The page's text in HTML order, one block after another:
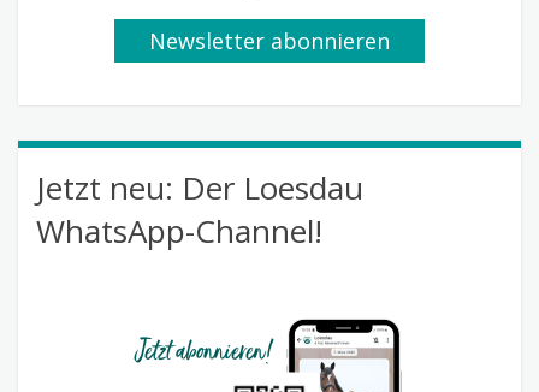
Newsletter abonnieren
Jetzt neu: Der Loesdau
WhatsApp-Channel!